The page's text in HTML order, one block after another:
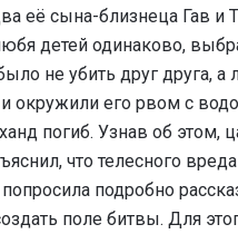
её сына-близнеца Гав и
детей одинаково,
не убить друг друга,
окружили его рвом с
погиб. Узнав об этом,
что телесного
подробно
поле битвы. Для